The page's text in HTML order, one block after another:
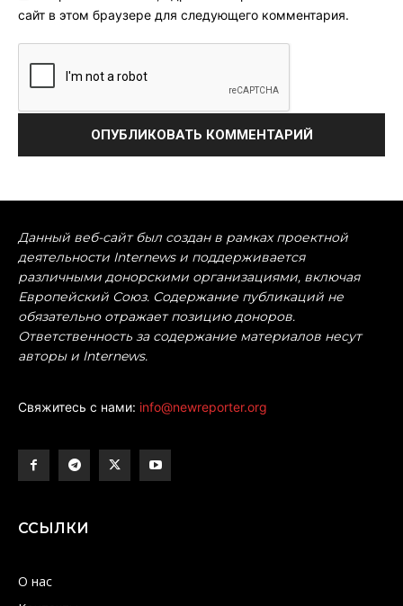
сайт в этом браузере для следующего комментария.
Данный веб-сайт был создан в рамках проектной
деятельности Internews и поддерживается
различными донорскими организациями, включая
Европейский Союз. Содержание публикаций не
обязательно отражает позицию доноров.
Ответственность за содержание материалов несут
авторы и Internews.
Свяжитесь с нами: info@newreporter.org
ССЫЛКИ
О нас